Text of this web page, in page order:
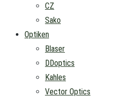
CZ
Sako
Optiken
Blaser
DDoptics
Kahles
Vector Optics